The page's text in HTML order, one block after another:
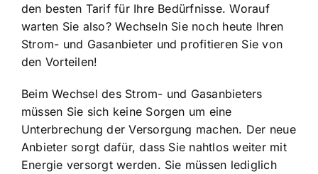
den besten Tarif für Ihre Bedürfnisse. Worauf
warten Sie also? Wechseln Sie noch heute Ihren
Strom- und Gasanbieter und profitieren Sie von
den Vorteilen!
Beim Wechsel des Strom- und Gasanbieters
müssen Sie sich keine Sorgen um eine
Unterbrechung der Versorgung machen. Der neue
Anbieter sorgt dafür, dass Sie nahtlos weiter mit
Energie versorgt werden. Sie müssen lediglich